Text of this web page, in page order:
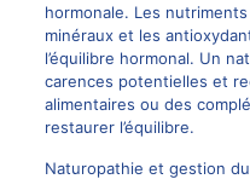
hormonale. Les
minéraux et les
l’équilibre hormonal. Un
carences potentielles et
alimentaires ou des
restaurer l’équilibre.
Naturopathie et gestion